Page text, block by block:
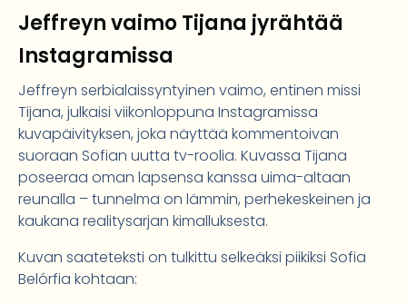
Jeffreyn vaimo Tijana jyrähtää
Instagramissa
Jeffreyn serbialaissyntyinen vaimo, entinen missi
Tijana, julkaisi viikonloppuna Instagramissa
kuvapäivityksen, joka näyttää kommentoivan
suoraan Sofian uutta tv-roolia. Kuvassa Tijana
poseeraa oman lapsensa kanssa uima-altaan
reunalla – tunnelma on lämmin, perhekeskeinen ja
kaukana realitysarjan kimalluksesta.
Kuvan saateteksti on tulkittu selkeäksi piikiksi Sofia
Belórfia kohtaan: